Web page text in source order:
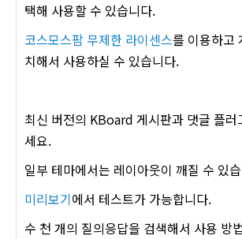
택해 사용할 수 있습니다.
코스모스팜 무제한 라이센스를 이용하고
치해서 사용하실 수 있습니다.
최신 버전의 KBoard 게시판과 댓글 플러
세요.
일부 테마에서는 레이아웃이 깨질 수 있
미리보기에서 테스트가 가능합니다.
수 천 개의 질의응답을 검색해서 사용 방